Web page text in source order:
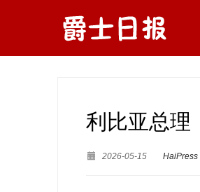
利比亚总理
2026-05-15 HaiPress